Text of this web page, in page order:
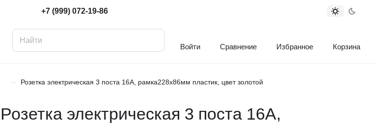
+7 (999) 072-19-86
Войти Сравнение Избранное Корзина
– Розетка электрическая 3 поста 16А, рамка228х86мм пластик, цвет золотой
Розетка электрическая 3 поста 16А,